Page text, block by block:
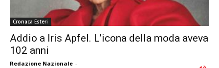
Cronaca Esteri
Addio a Iris Apfel. L’icona della moda aveva
102 anni
Redazione Nazionale -